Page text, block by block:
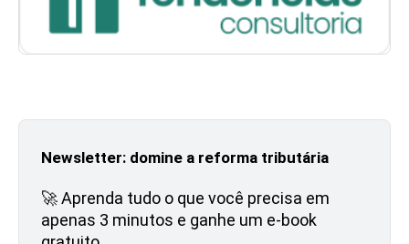
Newsletter: domine a reforma tributária
🚀 Aprenda tudo o que você precisa em
apenas 3 minutos e ganhe um e-book